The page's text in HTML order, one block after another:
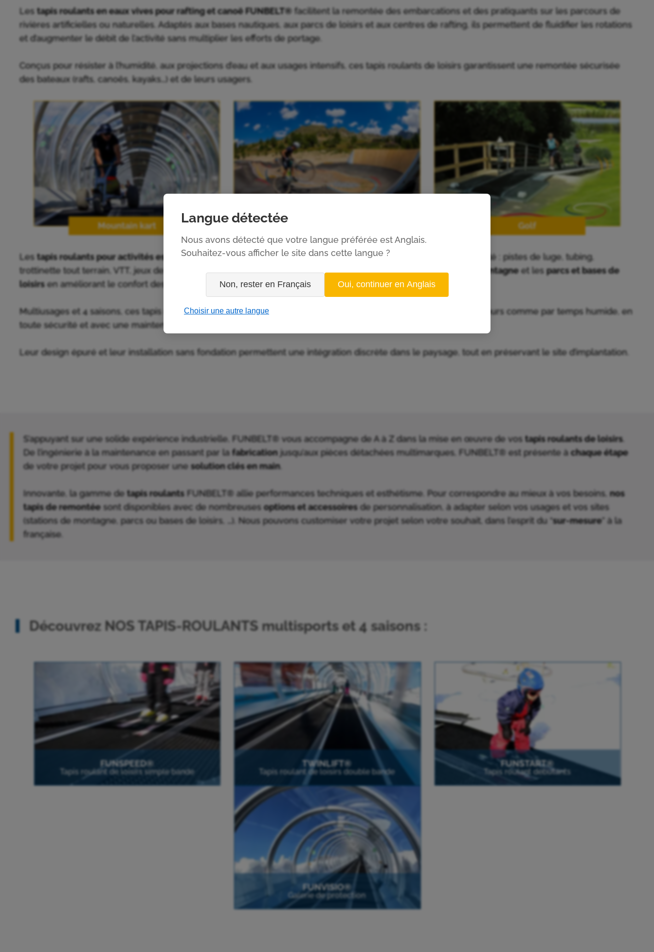
Les tapis roulants en eaux vives pour rafting et canoë FUNBELT® facilitent la remontée des embarcations et des pratiquants sur les parcours de
rivières artificielles ou naturelles. Adaptés aux bases nautiques, aux parcs de loisirs et aux centres de rafting, ils permettent de fluidifier les rotations
et d’augmenter le débit de l’activité sans multiplier les efforts de portage.
Conçus pour résister à l’humidité, aux projections d’eau et aux usages intensifs, ces tapis roulants de loisirs garantissent une remontée sécurisée
des bateaux (rafts, canoës, kayaks…) et de leurs usagers.
Mountain kart Golf
Les tapis roulants pour activités estivales FUNBELT®accompagnent vos clients sur l’ensemble de vos loisirs d’été : pistes de luge, tubing,
trottinette tout terrain, VTT, jeux de glisse, etc… Ils offrent une solution demobilité doucepour lesstations de montagneet lesparcs et bases de
loisirsen améliorant le confort des usagers et la fréquentation de vos installations.
Multiusages et 4 saisons, ces tapis roulants de loisirs sont conçus pour fonctionner en extérieur, sous fortes chaleurs comme par temps humide, en
toute sécurité et avec une maintenance optimisée.
Leur design épuré et leur installation sans fondation permettent une intégration discrète dans le paysage, tout en préservant le site d’implantation.
S’appuyant sur une solide expérience industrielle, FUNBELT® vous accompagne de A à Z dans la mise en œuvre de vos tapis roulants de loisirs.
De l’ingénierie à la maintenance en passant par la fabricationjusqu’aux pièces détachées multimarques, FUNBELT® est présente àchaque étape
de votre projet pour vous proposer une solution clés en main.
Innovante, la gamme de tapis roulants FUNBELT® allie performances techniques et esthétisme. Pour correspondre au mieux à vos besoins,nos
tapis de remontée sont disponibles avec de nombreusesoptions et accessoires de personnalisation, à adapter selon vos usages et vos sites
(stations de montagne, parcs ou bases de loisirs, …). Nous pouvons customiser votre projet selon votre souhait, dans l’esprit du “sur-mesure” à la
française.
Découvrez NOS TAPIS-ROULANTS multisports et 4 saisons :
FUNSPEED®
Tapis roulant de loisirs simple bande
TWINLIFT®
Tapis roulant de loisirs double bande
FUNSTART®
Tapis roulant débutants
FUNVISIO®
Galerie de protection
Langue détectée
Nous avons détecté que votre langue préférée est Anglais.
Souhaitez-vous afficher le site dans cette langue ?
Non, rester en Français Oui, continuer en Anglais
Choisir une autre langue